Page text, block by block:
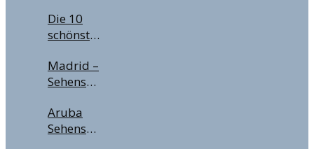
Deine
nächste
sich der
City Pass
Deinen
Städtetrip?
Die 10
schönsten
in
Europa
Winter &
zur
Madrid –
Sehenswürdigkeiten,
& Tipps
für die
Aruba
Sehenswürdigkeiten